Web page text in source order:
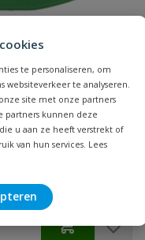
te personaliseren, om
websiteverkeer te analyseren.
site met onze partners
partners kunnen deze
u aan ze heeft verstrekt of
van hun services. Lees